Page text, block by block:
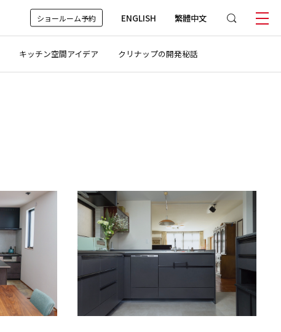
ショールーム予約 ENGLISH 繁體中文
キッチン空間アイデア クリナップの開発秘話